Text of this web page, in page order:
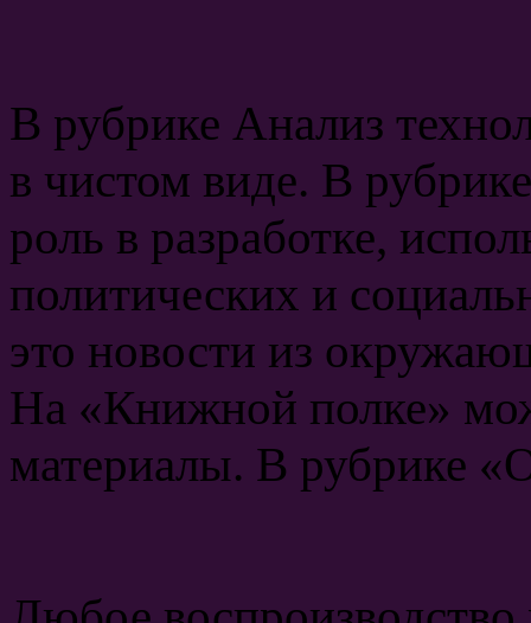
В рубрике Анализ
в чистом виде. В
роль в разработке,
политических и
это новости из
На «Книжной полке»
материалы. В рубрике